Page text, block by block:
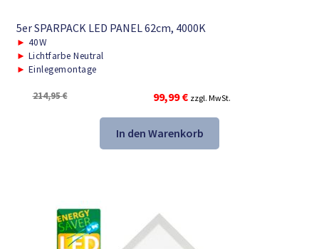
5er SPARPACK LED PANEL 62cm, 4000K
► 40W
► Lichtfarbe Neutral
► Einlegemontage
214,95€
Ursprünglicher
Preis
war:
214,95 €
99,99€Aktueller
Preis
ist:
99,99 €.
zzgl. MwSt.
In den Warenkorb